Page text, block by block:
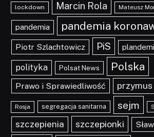
lockdown Marcin Rola Mateusz
pandemia pandemia
Piotr Szlachtowicz PiS
polityka Polsat News Polska
Prawo i Sprawiedliwość
Rosja segregacja sanitarna sejm
szczepienia szczepionki